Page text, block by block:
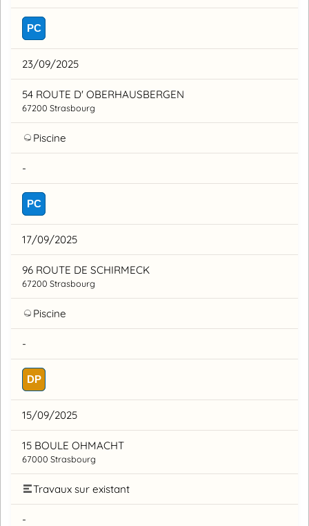
PC
23/09/2025
54 ROUTE D' OBERHAUSBERGEN
67200 Strasbourg
Piscine
-
PC
17/09/2025
96 ROUTE DE SCHIRMECK
67200 Strasbourg
Piscine
-
DP
15/09/2025
15 BOULE OHMACHT
67000 Strasbourg
Travaux sur existant
-